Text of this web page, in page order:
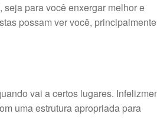
para você enxergar melhor e
possam ver você, principalmente
vai a certos lugares.
uma estrutura apropriada para